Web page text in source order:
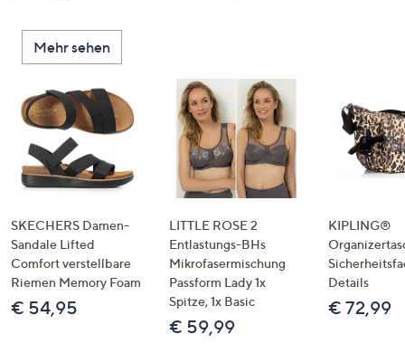
Mehr sehen
SKECHERS Damen-
Sandale Lifted
Comfort verstellbare
Riemen Memory Foam
€ 54,95
LITTLE ROSE 2
Entlastungs-BHs
Mikrofasermischung
Passform Lady 1x
Spitze, 1x Basic
€ 59,99
KIPLING®
Details
€ 72,99